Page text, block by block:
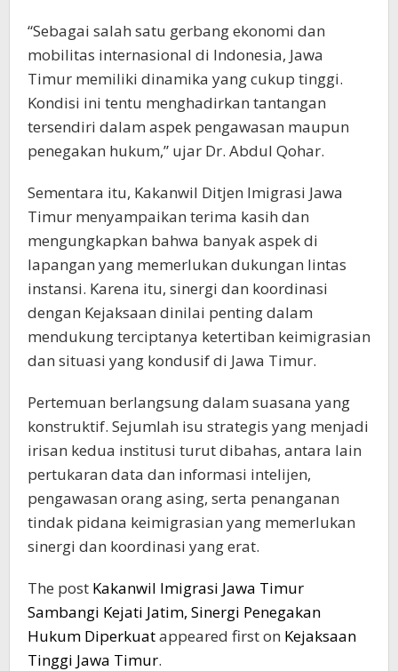
“Sebagai salah satu gerbang ekonomi dan
mobilitas internasional di Indonesia, Jawa
Timur memiliki dinamika yang cukup tinggi.
Kondisi ini tentu menghadirkan tantangan
tersendiri dalam aspek pengawasan maupun
penegakan hukum,” ujar Dr. Abdul Qohar.
Sementara itu, Kakanwil Ditjen Imigrasi Jawa
Timur menyampaikan terima kasih dan
mengungkapkan bahwa banyak aspek di
lapangan yang memerlukan dukungan lintas
instansi. Karena itu, sinergi dan koordinasi
dengan Kejaksaan dinilai penting dalam
mendukung terciptanya ketertiban keimigrasian
dan situasi yang kondusif di Jawa Timur.
Pertemuan berlangsung dalam suasana yang
konstruktif. Sejumlah isu strategis yang menjadi
irisan kedua institusi turut dibahas, antara lain
pertukaran data dan informasi intelijen,
pengawasan orang asing, serta penanganan
tindak pidana keimigrasian yang memerlukan
sinergi dan koordinasi yang erat.
The post Kakanwil Imigrasi Jawa Timur
Sambangi Kejati Jatim, Sinergi Penegakan
Hukum Diperkuatappeared first on Kejaksaan
Tinggi Jawa Timur.